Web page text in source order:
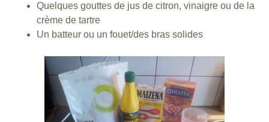
Quelques gouttes de jus de citron, vinaigre ou de la
crème de tartre
Un batteur ou un fouet/des bras solides